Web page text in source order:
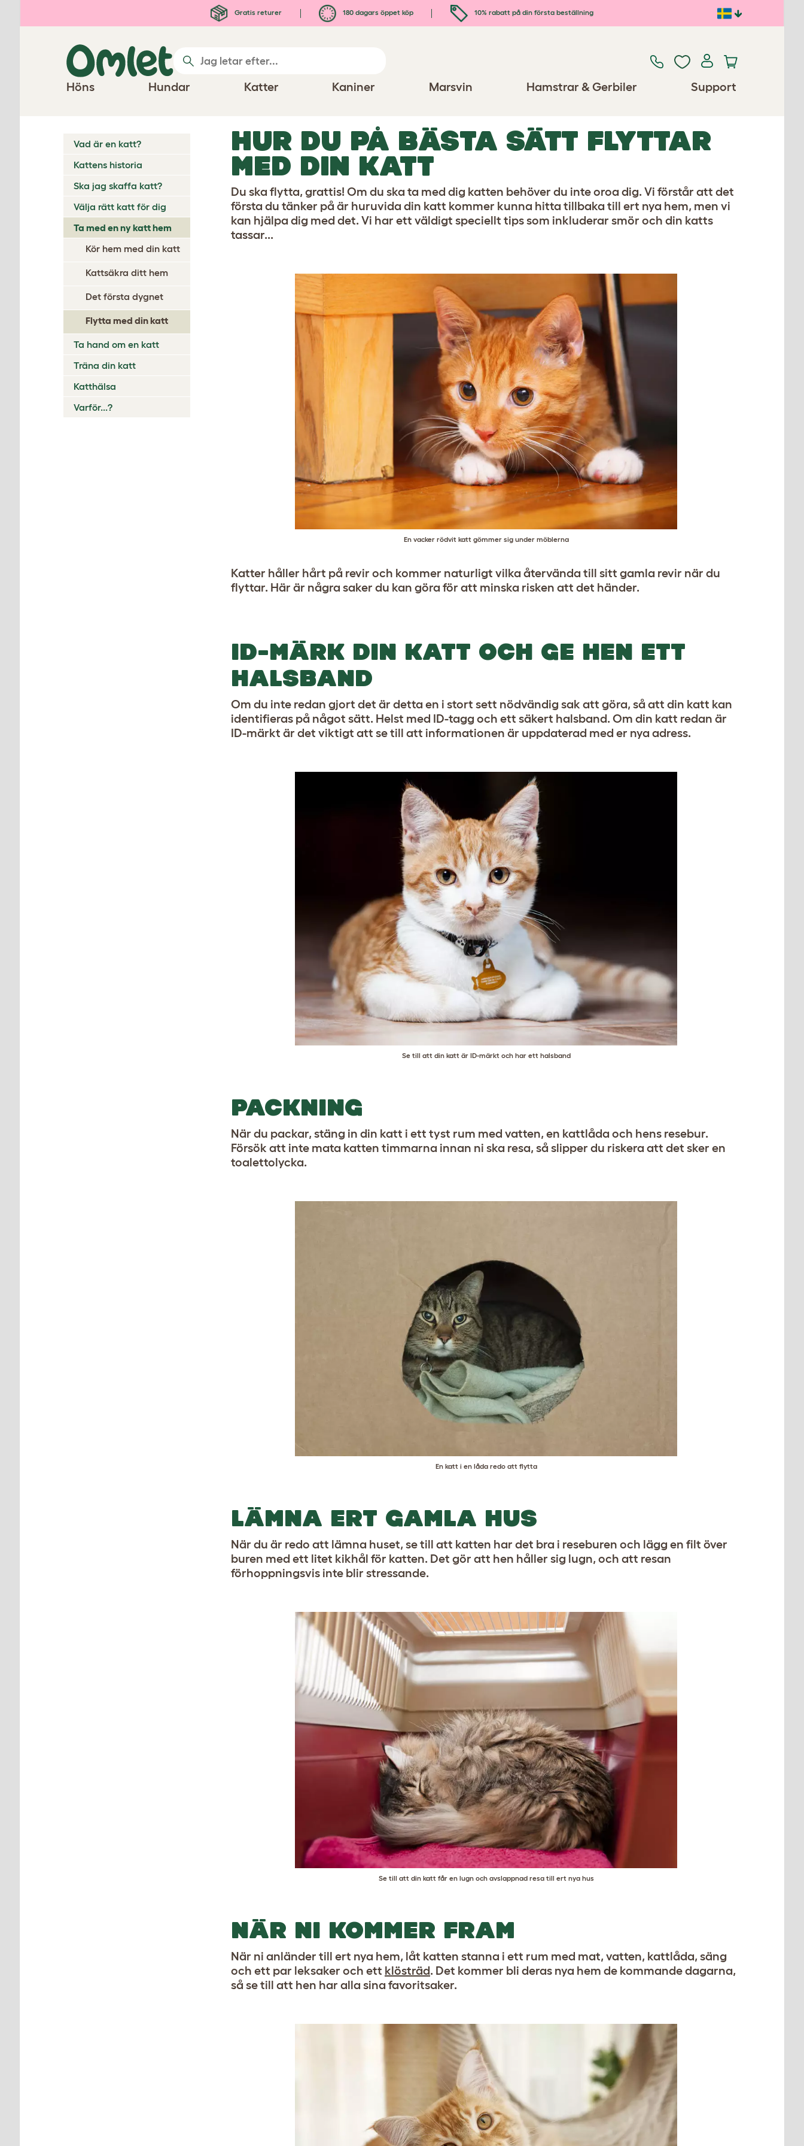
Gratis returer 180 dagars öppet köp 10% rabatt på din första beställning
Höns Hundar Katter Kaniner Marsvin Hamstrar & Gerbiler Support
Vad är en katt?
Kattens historia
Ska jag skaffa katt?
Välja rätt katt för dig
Ta med en ny katt hem
Kör hem med din katt
Kattsäkra ditt hem
Det första dygnet
Flytta med din katt
Ta hand om en katt
Träna din katt
Katthälsa
Varför...?
HUR DU PÅ BÄSTA SÄTT FLYTTAR
MED DIN KATT
Du ska flytta, grattis! Om du ska ta med dig katten behöver du inte oroa dig. Vi förstår att det
första du tänker på är huruvida din katt kommer kunna hitta tillbaka till ert nya hem, men vi
kan hjälpa dig med det. Vi har ett väldigt speciellt tips som inkluderar smör och din katts
tassar...
En vacker rödvit katt gömmer sig under möblerna
Katter håller hårt på revir och kommer naturligt vilka återvända till sitt gamla revir när du
flyttar. Här är några saker du kan göra för att minska risken att det händer.
ID-MÄRK DIN KATT OCH GE HEN ETT
HALSBAND
Om du inte redan gjort det är detta en i stort sett nödvändig sak att göra, så att din katt kan
identifieras på något sätt. Helst med ID-tagg och ett säkert halsband. Om din katt redan är
ID-märkt är det viktigt att se till att informationen är uppdaterad med er nya adress.
Se till att din katt är ID-märkt och har ett halsband
PACKNING
När du packar, stäng in din katt i ett tyst rum med vatten, en kattlåda och hens resebur.
Försök att inte mata katten timmarna innan ni ska resa, så slipper du riskera att det sker en
toalettolycka.
En katt i en låda redo att flytta
LÄMNA ERT GAMLA HUS
När du är redo att lämna huset, se till att katten har det bra i reseburen och lägg en filt över
buren med ett litet kikhål för katten. Det gör att hen håller sig lugn, och att resan
förhoppningsvis inte blir stressande.
Se till att din katt får en lugn och avslappnad resa till ert nya hus
NÄR NI KOMMER FRAM
När ni anländer till ert nya hem, låt katten stanna i ett rum med mat, vatten, kattlåda, säng
och ett par leksaker och ett klösträd. Det kommer bli deras nya hem de kommande dagarna,
så se till att hen har alla sina favoritsaker.